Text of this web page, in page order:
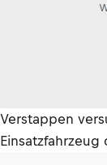
Verstappen
Einsatzfahrzeug